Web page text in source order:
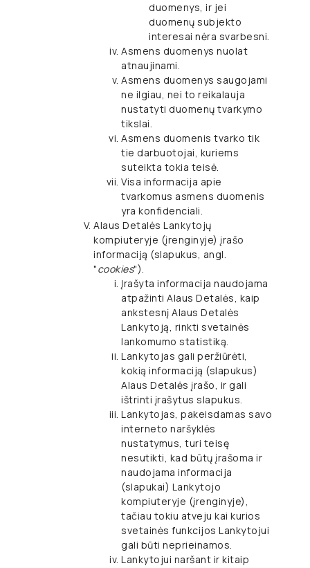
duomenys, ir jei
duomenų subjekto
interesai nėra svarbesni.
Asmens duomenys nuolat
atnaujinami.
Asmens duomenys saugojami
ne ilgiau, nei to reikalauja
nustatyti duomenų tvarkymo
tikslai.
Asmens duomenis tvarko tik
tie darbuotojai, kuriems
suteikta tokia teisė.
Visa informacija apie
tvarkomus asmens duomenis
yra konfidenciali.
Alaus Detalės Lankytojų
kompiuteryje (įrenginyje) įrašo
informaciją (slapukus, angl.
"cookies").
Įrašyta informacija naudojama
atpažinti Alaus Detalės, kaip
ankstesnį Alaus Detalės
Lankytoją, rinkti svetainės
lankomumo statistiką.
Lankytojas gali peržiūrėti,
kokią informaciją (slapukus)
Alaus Detalės įrašo, ir gali
ištrinti įrašytus slapukus.
Lankytojas, pakeisdamas savo
interneto naršyklės
nustatymus, turi teisę
nesutikti, kad būtų įrašoma ir
naudojama informacija
(slapukai) Lankytojo
kompiuteryje (įrenginyje),
tačiau tokiu atveju kai kurios
svetainės funkcijos Lankytojui
gali būti neprieinamos.
Lankytojui naršant ir kitaip